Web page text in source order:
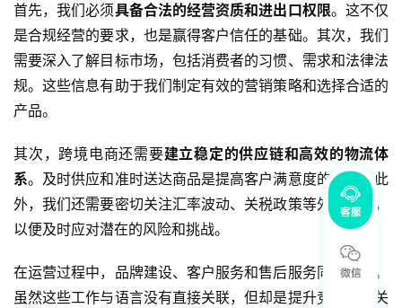
首先，我们必须具备合法的经营资质和进出口权限。这不仅
是合规经营的要求，也是赢得客户信任的基础。其次，我们
需要深入了解目标市场，包括消费者的习惯、需求和法律法
规。这些信息有助于我们制定有效的营销策略和选择合适的
产品。
其次，跨境电商还需要建立稳定的供应链和高效的物流体
系。及时供应和准时送达商品是提高客户满意度的关键。此
外，我们还需要密切关注汇率波动、关税政策等外部因素，
以便及时应对潜在的风险和挑战。
在运营过程中，品牌建设、客户服务和售后服务同样重要。
虽然这些工作与语言没有直接关联，但却是提升竞争力的关